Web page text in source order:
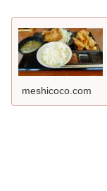
meshicoco.com